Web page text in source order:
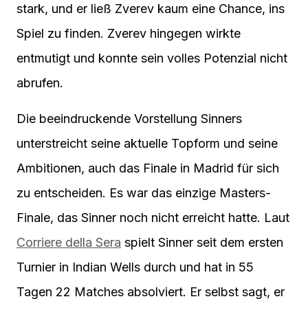
stark, und er ließ Zverev kaum eine Chance, ins
Spiel zu finden. Zverev hingegen wirkte
entmutigt und konnte sein volles Potenzial nicht
abrufen.
Die beeindruckende Vorstellung Sinners
unterstreicht seine aktuelle Topform und seine
Ambitionen, auch das Finale in Madrid für sich
zu entscheiden. Es war das einzige Masters-
Finale, das Sinner noch nicht erreicht hatte. Laut
Corriere della Sera spielt Sinner seit dem ersten
Turnier in Indian Wells durch und hat in 55
Tagen 22 Matches absolviert. Er selbst sagt, er